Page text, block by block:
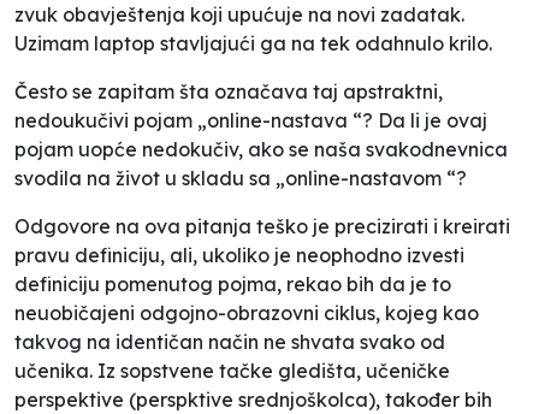
zvuk obavještenja koji upućuje na novi zadatak.
Uzimam laptop stavljajući ga na tek odahnulo krilo.
Često se zapitam šta označava taj apstraktni,
nedoukučivi pojam „online-nastava “? Da li je ovaj
pojam uopće nedokučiv, ako se naša svakodnevnica
svodila na život u skladu sa „online-nastavom “?
Odgovore na ova pitanja teško je precizirati i kreirati
pravu definiciju, ali, ukoliko je neophodno izvesti
definiciju pomenutog pojma, rekao bih da je to
neuobičajeni odgojno-obrazovni ciklus, kojeg kao
takvog na identičan način ne shvata svako od
učenika. Iz sopstvene tačke gledišta, učeničke
perspektive (perspktive srednjoškolca), također bih